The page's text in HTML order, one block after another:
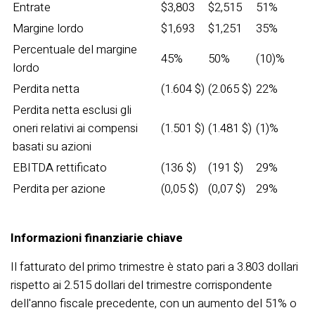
Entrate $3,803 $2,515
51%
Margine lordo
$1,693 $1,251
35%
Percentuale del margine
lordo
45% 50%
(10)%
Perdita netta
(1.604 $) (2.065 $) 22%
Perdita netta esclusi gli
oneri relativi ai compensi
basati su azioni
(1.501 $) (1.481 $) (1)%
EBITDA rettificato (136 $) (191 $)
29%
Perdita per azione
(0,05 $) (0,07 $) 29%
Informazioni finanziarie chiave
Il fatturato del primo trimestre è stato pari a 3.803 dollari
rispetto ai 2.515 dollari del trimestre corrispondente
dell'anno fiscale precedente, con un aumento del 51% o